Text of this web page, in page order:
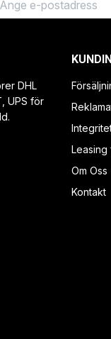
DHL
UPS för
Leasing
Om Oss
Kontakt